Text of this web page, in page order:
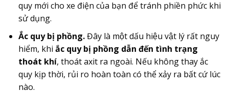
quy mới cho xe điện của bạn để tránh phiền phức khi
sử dụng.
Ắc quy bị phồng.Đây là một dấu hiệu vật lý rất nguy
hiểm, khi ắc quy bị phồng dẫn đến tình trạng
thoát khí, thoát axit ra ngoài. Nếu không thay ắc
quy kịp thời, rủi ro hoàn toàn có thể xảy ra bất cứ lúc
nào.